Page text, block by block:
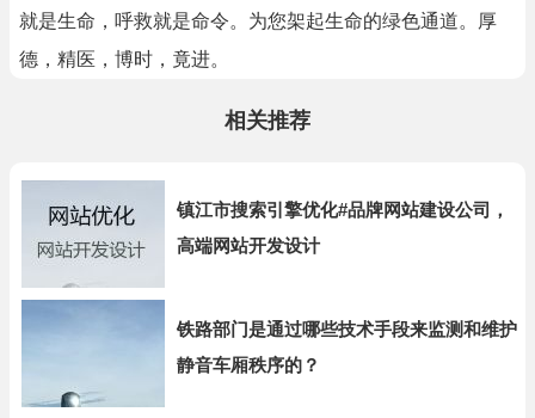
就是生命，呼救就是命令。为您架起生命的绿色通道。厚
德，精医，博时，竟进。
相关推荐
镇江市搜索引擎优化#品牌网站建设公司，
高端网站开发设计
铁路部门是通过哪些技术手段来监测和维护
静音车厢秩序的？